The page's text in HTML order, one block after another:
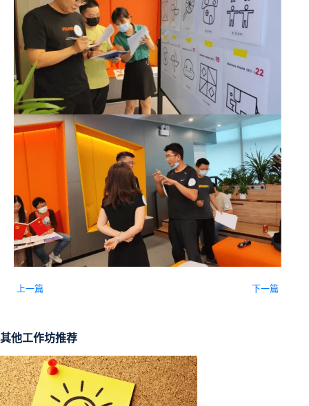
上一篇 下一篇
其他工作坊推荐